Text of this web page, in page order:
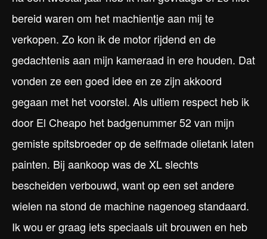
bereid waren om het machientje aan mij te
verkopen. Zo kon ik de motor rijdend en de
gedachtenis aan mijn kameraad in ere houden. Dat
vonden ze een goed idee en ze zijn akkoord
gegaan met het voorstel. Als ultiem respect heb ik
door El Cheapo het badgenummer 52 van mijn
gemiste spitsbroeder op de selfmade olietank laten
painten. Bij aankoop was de XL slechts
bescheiden verbouwd, want op een set andere
wielen na stond de machine nagenoeg standaard.
Ik wou er graag iets speciaals uit brouwen en heb